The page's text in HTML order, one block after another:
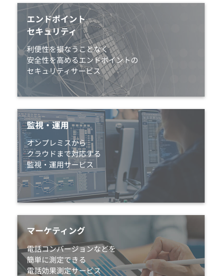
エンドポイント
セキュリティ
利便性を損なうことなく
安全性を高めるエンドポイントの
セキュリティサービス
監視・運用
オンプレミスから
クラウドまで対応する
監視・運用サービス
マーケティング
電話コンバージョンなどを
簡単に測定できる
電話効果測定サービス